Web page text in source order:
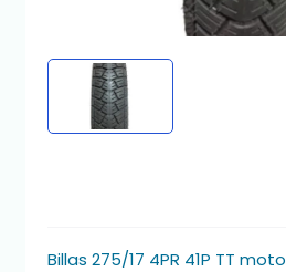
Billas 275/17 4PR 41P TT